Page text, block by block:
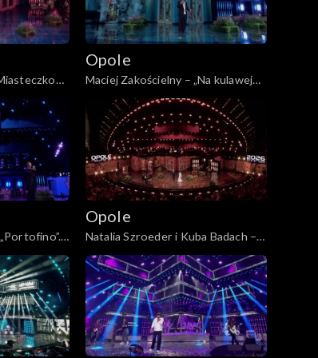
mnie już nie
Opole
Maciej Zakościelny – „Na kulawej
naszej barce”. 63. KFPP: „Kiedy
mnie już nie będzie...”. Koncert w
hołdzie Magdzie Umer i Agnieszce
Osieckiej
już nie
Opole
Natalia Szroeder i Kuba Badach –
„W żółtych płomieniach liści”. 63.
KFPP: „Kiedy mnie już nie będzie...”.
Koncert w hołdzie Magdzie Umer i
Agnieszce Osieckiej